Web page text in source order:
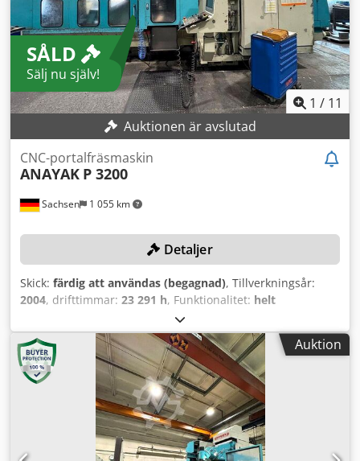
SÅLD
Sälj nu själv!
1 / 11
Auktionen är avslutad
Sachsen 1 055 km
CNC-portalfräsmaskin
ANAYAK P 3200
Detaljer
Skick: färdig att användas (begagnad), Tillverkningsår:
2004, drifttimmar: 23 291 h, Funktionalitet: helt
, rörelseavstånd X-axel:
rörelse:1 400 mm, rörelseavstånd Z-axel:750 mm,
bordlängd:
3 200 mm, bordbredd:1 400 mm
, TEKNISKA
DETALJER Rörelse X-axel: 3.200 mm Rörelse Y-axel: 1.400
mm Rörelse Z-axel: 750 mm Bordstorlek: 3.200 x 1.400 mm
MASKINDETALJER Styrningstyp: CNC Styrsystem:
Heidenhain Drifttimmar Csdjy R Dn Hopfx Ag Usha
Spindeltid: 23.291 h Programtid: 27.807 h Påslagstid
styrsystem: 83.301 h Påslagstid maskin: 73.907 h
Auktion